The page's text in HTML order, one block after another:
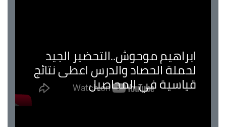
ابراهيم موحوش..التحضير الجيد
لحملة الحصاد والدرس اعطى نتائج
قياسية في المحاصيل